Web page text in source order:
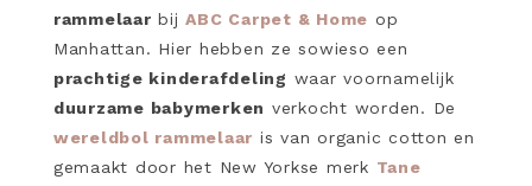
rammelaar bijABC Carpet & Home op
Manhattan. Hier hebben ze sowieso een
prachtige kinderafdeling waar voornamelijk
duurzame babymerken verkocht worden. De
wereldbol rammelaar is van organic cotton en
gemaakt door het New Yorkse merk Tane